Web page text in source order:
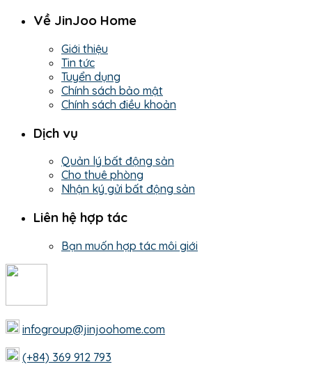
Về JinJoo Home
Giới thiệu
Tin tức
Tuyển dụng
Chính sách bảo mật
Chính sách điều khoản
Dịch vụ
Quản lý bất động sản
Cho thuê phòng
Nhận ký gửi bất động sản
Liên hệ hợp tác
Bạn muốn hợp tác môi giới
infogroup@jinjoohome.com
(+84) 369 912 793